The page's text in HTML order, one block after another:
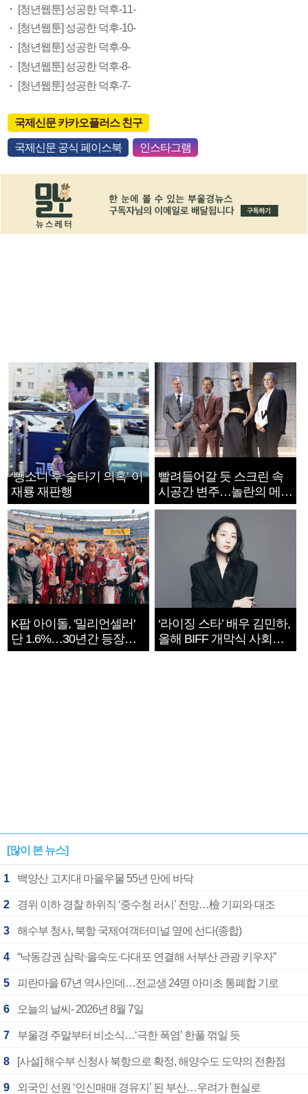
[청년웹툰] 성공한 덕후-11-
[청년웹툰] 성공한 덕후-10-
[청년웹툰] 성공한 덕후-9-
[청년웹툰] 성공한 덕후-8-
[청년웹툰] 성공한 덕후-7-
국제신문 카카오플러스 친구
국제신문 공식 페이스북 인스타그램
‘뺑소니 후 술타기 의혹’ 이
재룡 재판행
빨려들어갈 듯 스크린 속
시공간 변주…놀란의 메시
지는 ‘전쟁 속죄’
K팝 아이돌, '밀리언셀러'
단 1.6%…30년간 등장
1182개팀 전수조사
‘라이징 스타’ 배우 김민하,
올해 BIFF 개막식 사회자
확정
[많이 본 뉴스]
1 백양산 고지대 마을우물 55년 만에 바닥
2 경위 이하 경찰 하위직 ‘중수청 러시’ 전망…檢 기피와 대조
3 해수부 청사, 북항 국제여객터미널 옆에 선다(종합)
4 “낙동강권 삼락·을숙도·다대포 연결해 서부산 관광 키우자”
5 피란마을 67년 역사인데…전교생 24명 아미초 통폐합 기로
6 오늘의 날씨- 2026년 8월 7일
7 부울경 주말부터 비소식…‘극한 폭염’ 한풀 꺾일 듯
8 [사설] 해수부 신청사 북항으로 확정, 해양수도 도약의 전환점
9 외국인 선원 ‘인신매매 경유지’ 된 부산…우려가 현실로